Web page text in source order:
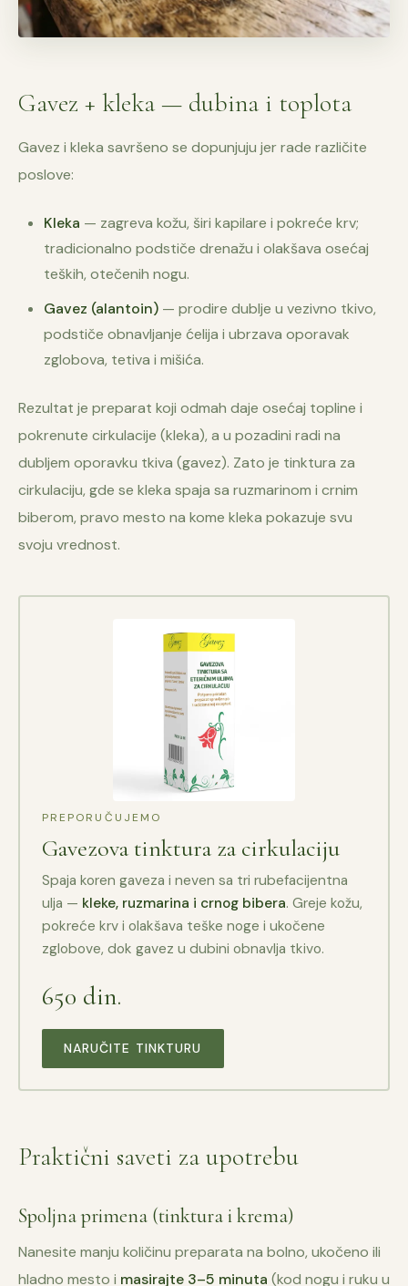
Gavez + kleka — dubina i toplota
Gavez i kleka savršeno se dopunjuju jer rade različite
poslove:
Kleka — zagreva kožu, širi kapilare i pokreće krv;
tradicionalno podstiče drenažu i olakšava osećaj
teških, otečenih nogu.
Gavez (alantoin) — prodire dublje u vezivno tkivo,
podstiče obnavljanje ćelija i ubrzava oporavak
zglobova, tetiva i mišića.
Rezultat je preparat koji odmah daje osećaj topline i
pokrenute cirkulacije (kleka), a u pozadini radi na
dubljem oporavku tkiva (gavez). Zato je tinktura za
cirkulaciju, gde se kleka spaja sa ruzmarinom i crnim
biberom, pravo mesto na kome kleka pokazuje svu
svoju vrednost.
PREPORUČUJEMO
Gavezova tinktura za cirkulaciju
Spaja koren gaveza i neven sa tri rubefacijentna
ulja — kleke, ruzmarina i crnog bibera. Greje kožu,
pokreće krv i olakšava teške noge i ukočene
zglobove, dok gavez u dubini obnavlja tkivo.
650 din.
NARUČITE TINKTURU
Praktični saveti za upotrebu
Spoljna primena (tinktura i krema)
Nanesite manju količinu preparata na bolno, ukočeno ili
hladno mesto i masirajte 3–5 minuta (kod nogu i ruku u